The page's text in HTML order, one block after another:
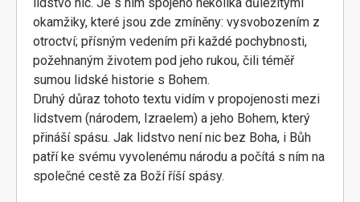
okamžiky, které jsou zde zmíněny: vysvobozením z
otroctví; přísným vedením při každé pochybnosti,
požehnaným životem pod jeho rukou, čili téměř
sumou lidské historie s Bohem.
Druhý důraz tohoto textu vidím v propojenosti mezi
lidstvem (národem, Izraelem) a jeho Bohem, který
přináší spásu. Jak lidstvo není nic bez Boha, i Bůh
patří ke svému vyvolenému národu a počítá s ním na
společné cestě za Boží říší spásy.